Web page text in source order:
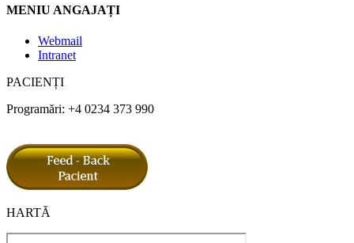
MENIU ANGAJAȚI
Webmail
Intranet
PACIENȚI
Programări: +4 0234 373 990
HARTĂ